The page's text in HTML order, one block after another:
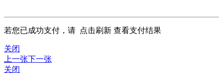
若您已成功支付，请 点击刷新 查看支付结果
关闭
上一张下一张
关闭